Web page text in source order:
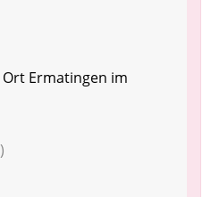
Ermatingen im